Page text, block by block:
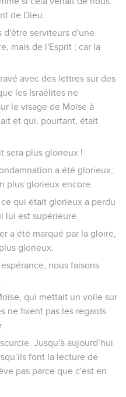
de Dieu.
d'être serviteurs d'une
mais de l'Esprit ; car la
avec des lettres sur des
les Israélites ne
le visage de Moïse à
et qui, pourtant, était
sera plus glorieux !
a été glorieux,
plus glorieux encore.
qui était glorieux a perdu
lui est supérieure.
a été marqué par la gloire,
glorieux.
nous faisons
qui mettait un voile sur
ne fixent pas les regards
Jusqu'à aujourd’hui
font la lecture de
pas parce que c'est en